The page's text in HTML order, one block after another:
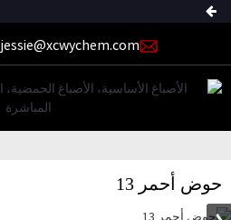
jessie@xcwychem.com
حوض أحمر 13